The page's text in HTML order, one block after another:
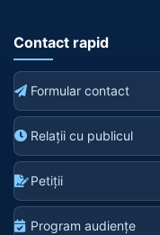
Contact rapid
Formular contact
Relații cu publicul
Petiții
Program audiențe